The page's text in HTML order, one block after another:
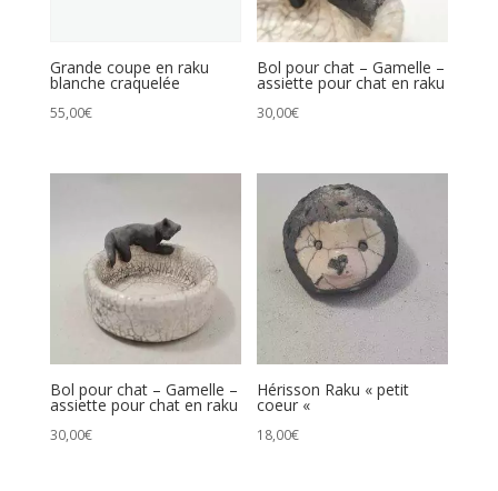
Grande coupe en raku
blanche craquelée
55,00€
Bol pour chat – Gamelle –
assiette pour chat en raku
30,00€
Bol pour chat – Gamelle –
assiette pour chat en raku
30,00€
Hérisson Raku « petit
coeur «
18,00€